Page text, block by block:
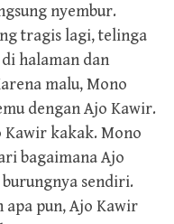
nyembur.
tragis lagi, telinga
halaman dan
malu, Mono
dengan Ajo Kawir.
Kawir kakak. Mono
bagaimana Ajo
sendiri.
apa pun, Ajo Kawir